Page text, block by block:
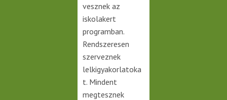
vesznek az
iskolakert
programban.
Rendszeresen
szerveznek
lelkigyakorlatoka
t. Mindent
megtesznek